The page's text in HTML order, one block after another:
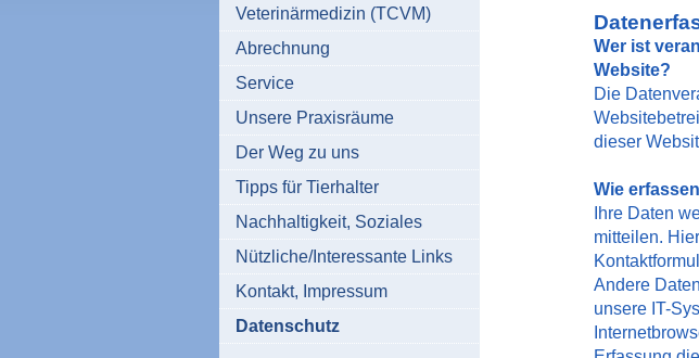
Wer ist
Website?
Die
dieser
Wie
Ihre Daten
mitteilen.
Andere
unsere IT-
Veterinärmedizin (TCVM)
Abrechnung
Service
Unsere Praxisräume
Der Weg zu uns
Tipps für Tierhalter
Nachhaltigkeit, Soziales
Nützliche/Interessante Links
Kontakt, Impressum
Datenschutz